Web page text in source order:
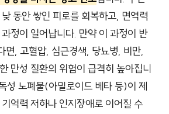
동안 쌓인 피로를 회복하고, 면역력
정이 일어납니다. 만약 이 과정이 반
면, 고혈압, 심근경색, 당뇨병, 비만,
만성 질환의 위험이 급격히 높아집니
성 노폐물(아밀로이드 베타 등)이 제
억력 저하나 인지장애로 이어질 수